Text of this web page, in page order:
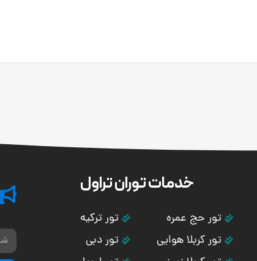
خدمات توران تراول
تور حج عمره
تور کربلا هوایی
تور ترکیه
تور دبی